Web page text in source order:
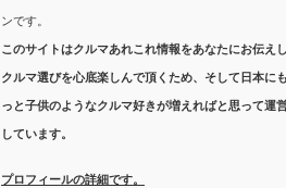
ンです。
このサイトはクルマあれこれ情報をあなたにお伝えし
クルマ選びを心底楽しんで頂くため、そして日本にも
っと子供のようなクルマ好きが増えればと思って運
しています。
プロフィールの詳細です。